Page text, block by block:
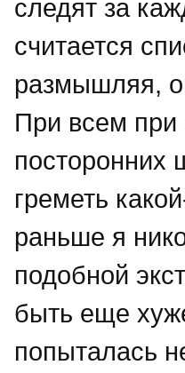
следят за
считается
размышляя,
При всем при
посторонних
греметь
раньше я
подобной
быть еще
попыталась